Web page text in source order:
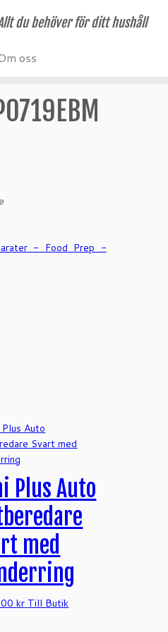
du behöver för ditt hushåll
oss
- Food Prep -
Plus Auto
med
kr Till Butik